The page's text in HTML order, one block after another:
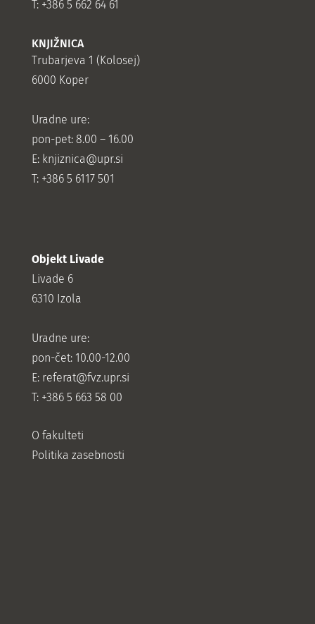
T: +386 5 662 64 61
KNJIŽNICA
Trubarjeva 1 (Kolosej)
6000 Koper
Uradne ure:
pon-pet: 8.00 – 16.00
E: knjiznica@upr.si
T: +386 5 6117 501
Objekt Livade
Livade 6
6310 Izola
Uradne ure:
pon-čet: 10.00-12.00
E: referat@fvz.upr.si
T: +386 5 663 58 00
O fakulteti
Politika zasebnosti